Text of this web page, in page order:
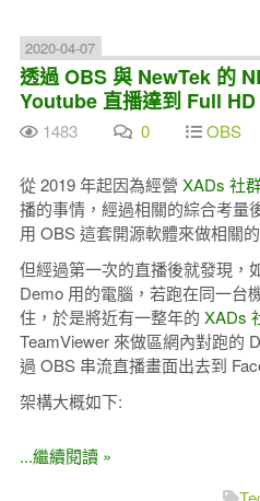
2020-04-07
透過 OBS 與 NewTek 的
Youtube 直播達到 Full
1483 0 OBS
從 2019 年起因為經營 XADs 社
播的事情，經過相關的綜合考量
用 OBS 這套開源軟體來做相關
但經過第一次的直播後就發現，
Demo 用的電腦，若跑在同一台
住，於是將近有一整年的 XADs
TeamViewer 來做區網內對跑的
過 OBS 串流直播畫面出去到
架構大概如下:
...繼續閱讀 »